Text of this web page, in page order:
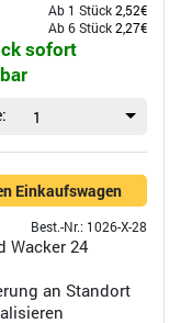
Ab 1 Stück2,52€
Ab 6 Stück2,27€
sofort
1
Einkaufswagen
Best.-Nr.: 1026-X-28
Wacker 24
an Standort